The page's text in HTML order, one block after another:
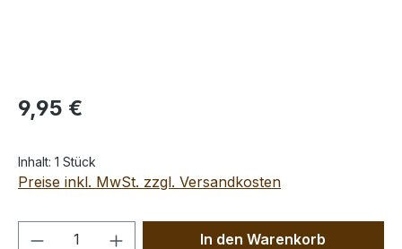
Regulärer Preis:
9,95 €
Inhalt: 1 Stück
Preise inkl. MwSt. zzgl. Versandkosten
Produkt Anzahl: Gib denIn den Warenkorb